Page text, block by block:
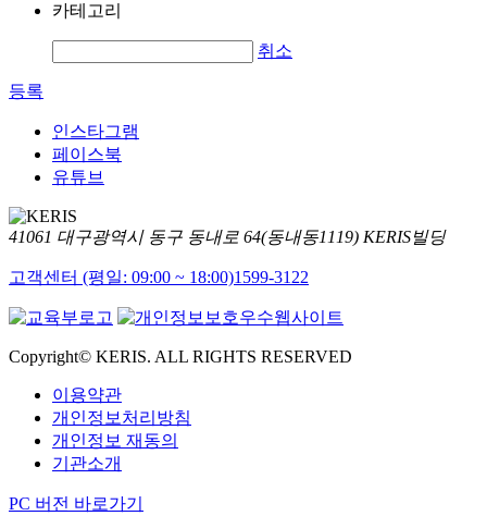
카테고리
취소
등록
인스타그램
페이스북
유튜브
41061 대구광역시 동구 동내로 64(동내동1119) KERIS빌딩
고객센터 (평일: 09:00 ~ 18:00)1599-3122
Copyright© KERIS. ALL RIGHTS RESERVED
이용약관
개인정보처리방침
개인정보 재동의
기관소개
PC 버전 바로가기